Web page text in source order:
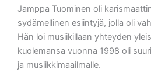
Jamppa Tuominen oli
sydämellinen esiintyjä, jolla oli
Hän loi musiikillaan yhteyden
kuolemansa vuonna 1998 oli
ja musiikkimaailmalle.